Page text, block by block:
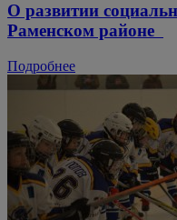
О развитии
Раменском районе
Подробнее